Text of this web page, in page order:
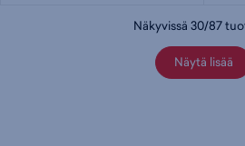
Näkyvissä 30/87
Näytä lisää